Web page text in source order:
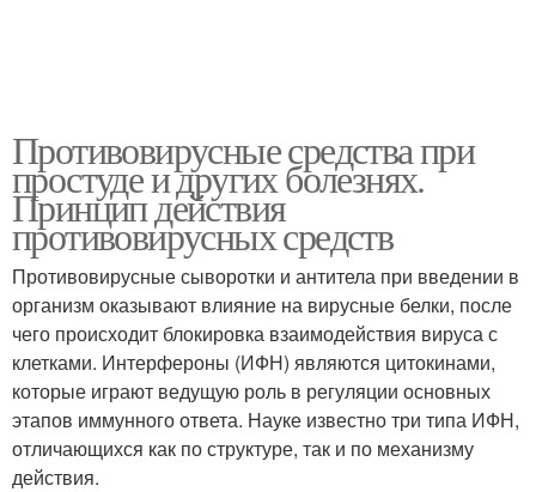
Противовирусные средства при
простуде и других болезнях.
Принцип действия
противовирусных средств
Противовирусные сыворотки и антитела при введении в
организм оказывают влияние на вирусные белки, после
чего происходит блокировка взаимодействия вируса с
клетками. Интерфероны (ИФН) являются цитокинами,
которые играют ведущую роль в регуляции основных
этапов иммунного ответа. Науке известно три типа ИФН,
отличающихся как по структуре, так и по механизму
действия.